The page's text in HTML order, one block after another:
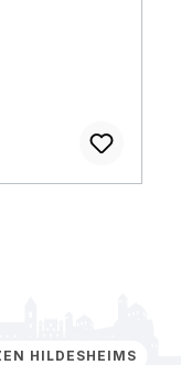
HILDESHEIMS